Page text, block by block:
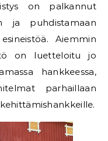
on palkannut
ja puhdistamaan
Aiemmin
on luetteloitu jo
hankkeessa,
parhaillaan